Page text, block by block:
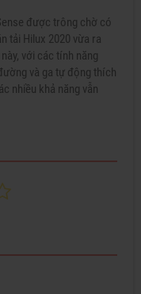
được trông chờ có
tải Hilux 2020 vừa ra
với các tính năng
và ga tự động thích
nhiều khả năng vẫn